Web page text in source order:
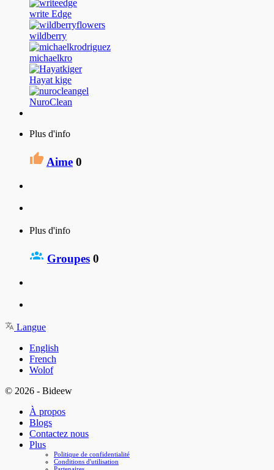
write Edge
wildberry
michaelkro
Hayat kige
NuroClean
Plus d'info
Aime 0
Plus d'info
Groupes 0
Langue
English
French
Wolof
© 2026 - Bideew
À propos
Blogs
Contactez nous
Plus
Politique de confidentialité
Conditions d'utilisation